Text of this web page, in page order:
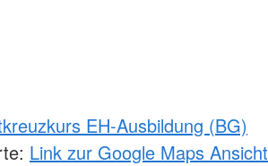
EH-Ausbildung (BG)
Link zur Google Maps Ansicht